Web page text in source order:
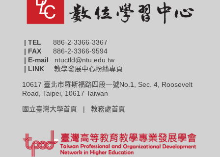
| TEL 886-2-3366-3367
| FAX
886-2-3366-9594
| E-mail ntuctld@ntu.edu.tw
| LINK 教學發展中心粉絲專頁
10617 臺北市羅斯福路四段一號No.1, Sec. 4, Roosevelt
Road, Taipei, 10617 Taiwan
國立臺灣大學首頁 | 教務處首頁